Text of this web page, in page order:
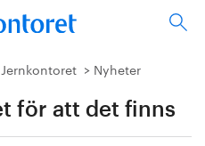
Nyheter
för att det finns